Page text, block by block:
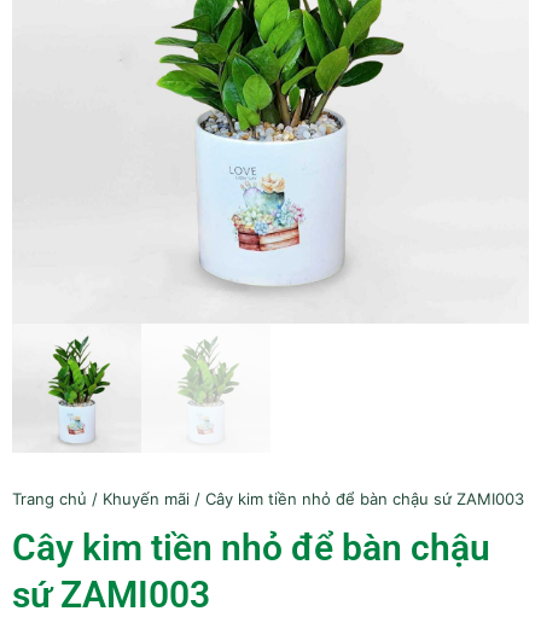
Trang chủ / Khuyến mãi / Cây kim tiền nhỏ để bàn chậu sứ ZAMI003
Cây kim tiền nhỏ để bàn chậu
sứ ZAMI003